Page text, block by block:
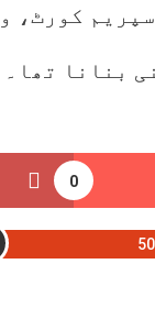
کورٹ،
بنانا تھا۔
0